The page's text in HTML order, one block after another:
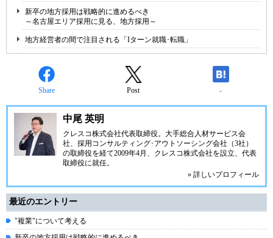
新卒の地方採用は戦略的に進めるべき
～名古屋エリア採用に見る、地方採用～
地方経営者の間で注目される「Iターン就職･転職」
Share Post -
中尾 英明
クレスコ株式会社代表取締役。大手総合人材サービス会
社、採用コンサルティング･アウトソーシング会社（3社）
の取締役を経て2009年4月、クレスコ株式会社を設立、代表
取締役に就任。
» 詳しいプロフィール
最近のエントリー
"複業"について考える